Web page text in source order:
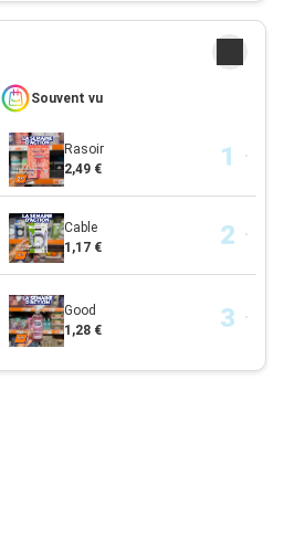
Souvent vu
Rasoir
2,49 €
Cable
1,17 €
Good
1,28 €